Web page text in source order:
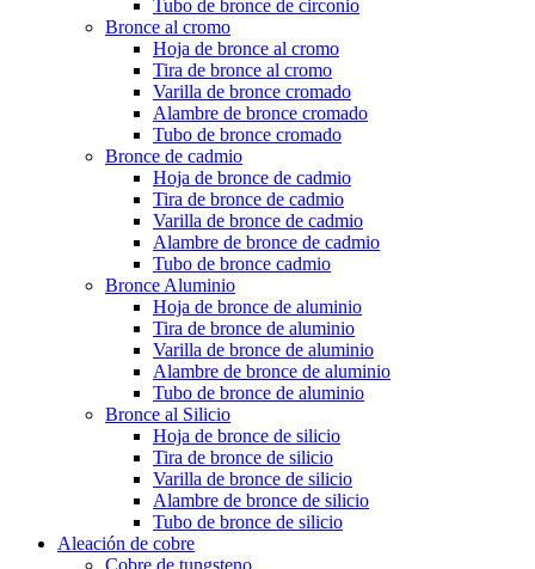
Tubo de bronce de circonio
Bronce al cromo
Hoja de bronce al cromo
Tira de bronce al cromo
Varilla de bronce cromado
Alambre de bronce cromado
Tubo de bronce cromado
Bronce de cadmio
Hoja de bronce de cadmio
Tira de bronce de cadmio
Varilla de bronce de cadmio
Alambre de bronce de cadmio
Tubo de bronce cadmio
Bronce Aluminio
Hoja de bronce de aluminio
Tira de bronce de aluminio
Varilla de bronce de aluminio
Alambre de bronce de aluminio
Tubo de bronce de aluminio
Bronce al Silicio
Hoja de bronce de silicio
Tira de bronce de silicio
Varilla de bronce de silicio
Alambre de bronce de silicio
Tubo de bronce de silicio
Aleación de cobre
Cobre de tungsteno